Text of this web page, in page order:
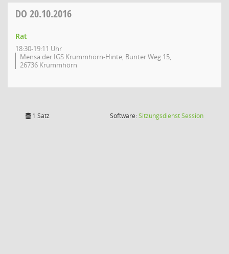
DO 20.10.2016
Rat
18:30-19:11 Uhr
Mensa der IGS Krummhörn-Hinte, Bunter Weg 15,
26736 Krummhörn
1 Satz Software:SitzungsdienstSession(Wird in